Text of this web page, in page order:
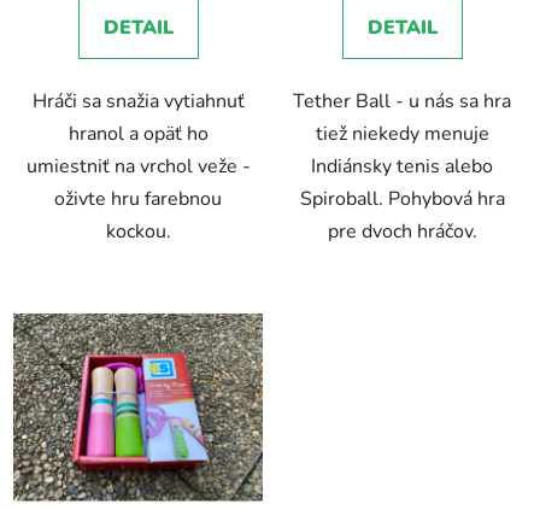
DETAIL
Hráči sa snažia vytiahnuť
hranol a opäť ho
umiestniť na vrchol veže -
oživte hru farebnou
kockou.
z
hviezdičiek.
DETAIL
Tether Ball - u nás sa hra
tiež niekedy menuje
Indiánsky tenis alebo
Spiroball. Pohybová hra
pre dvoch hráčov.